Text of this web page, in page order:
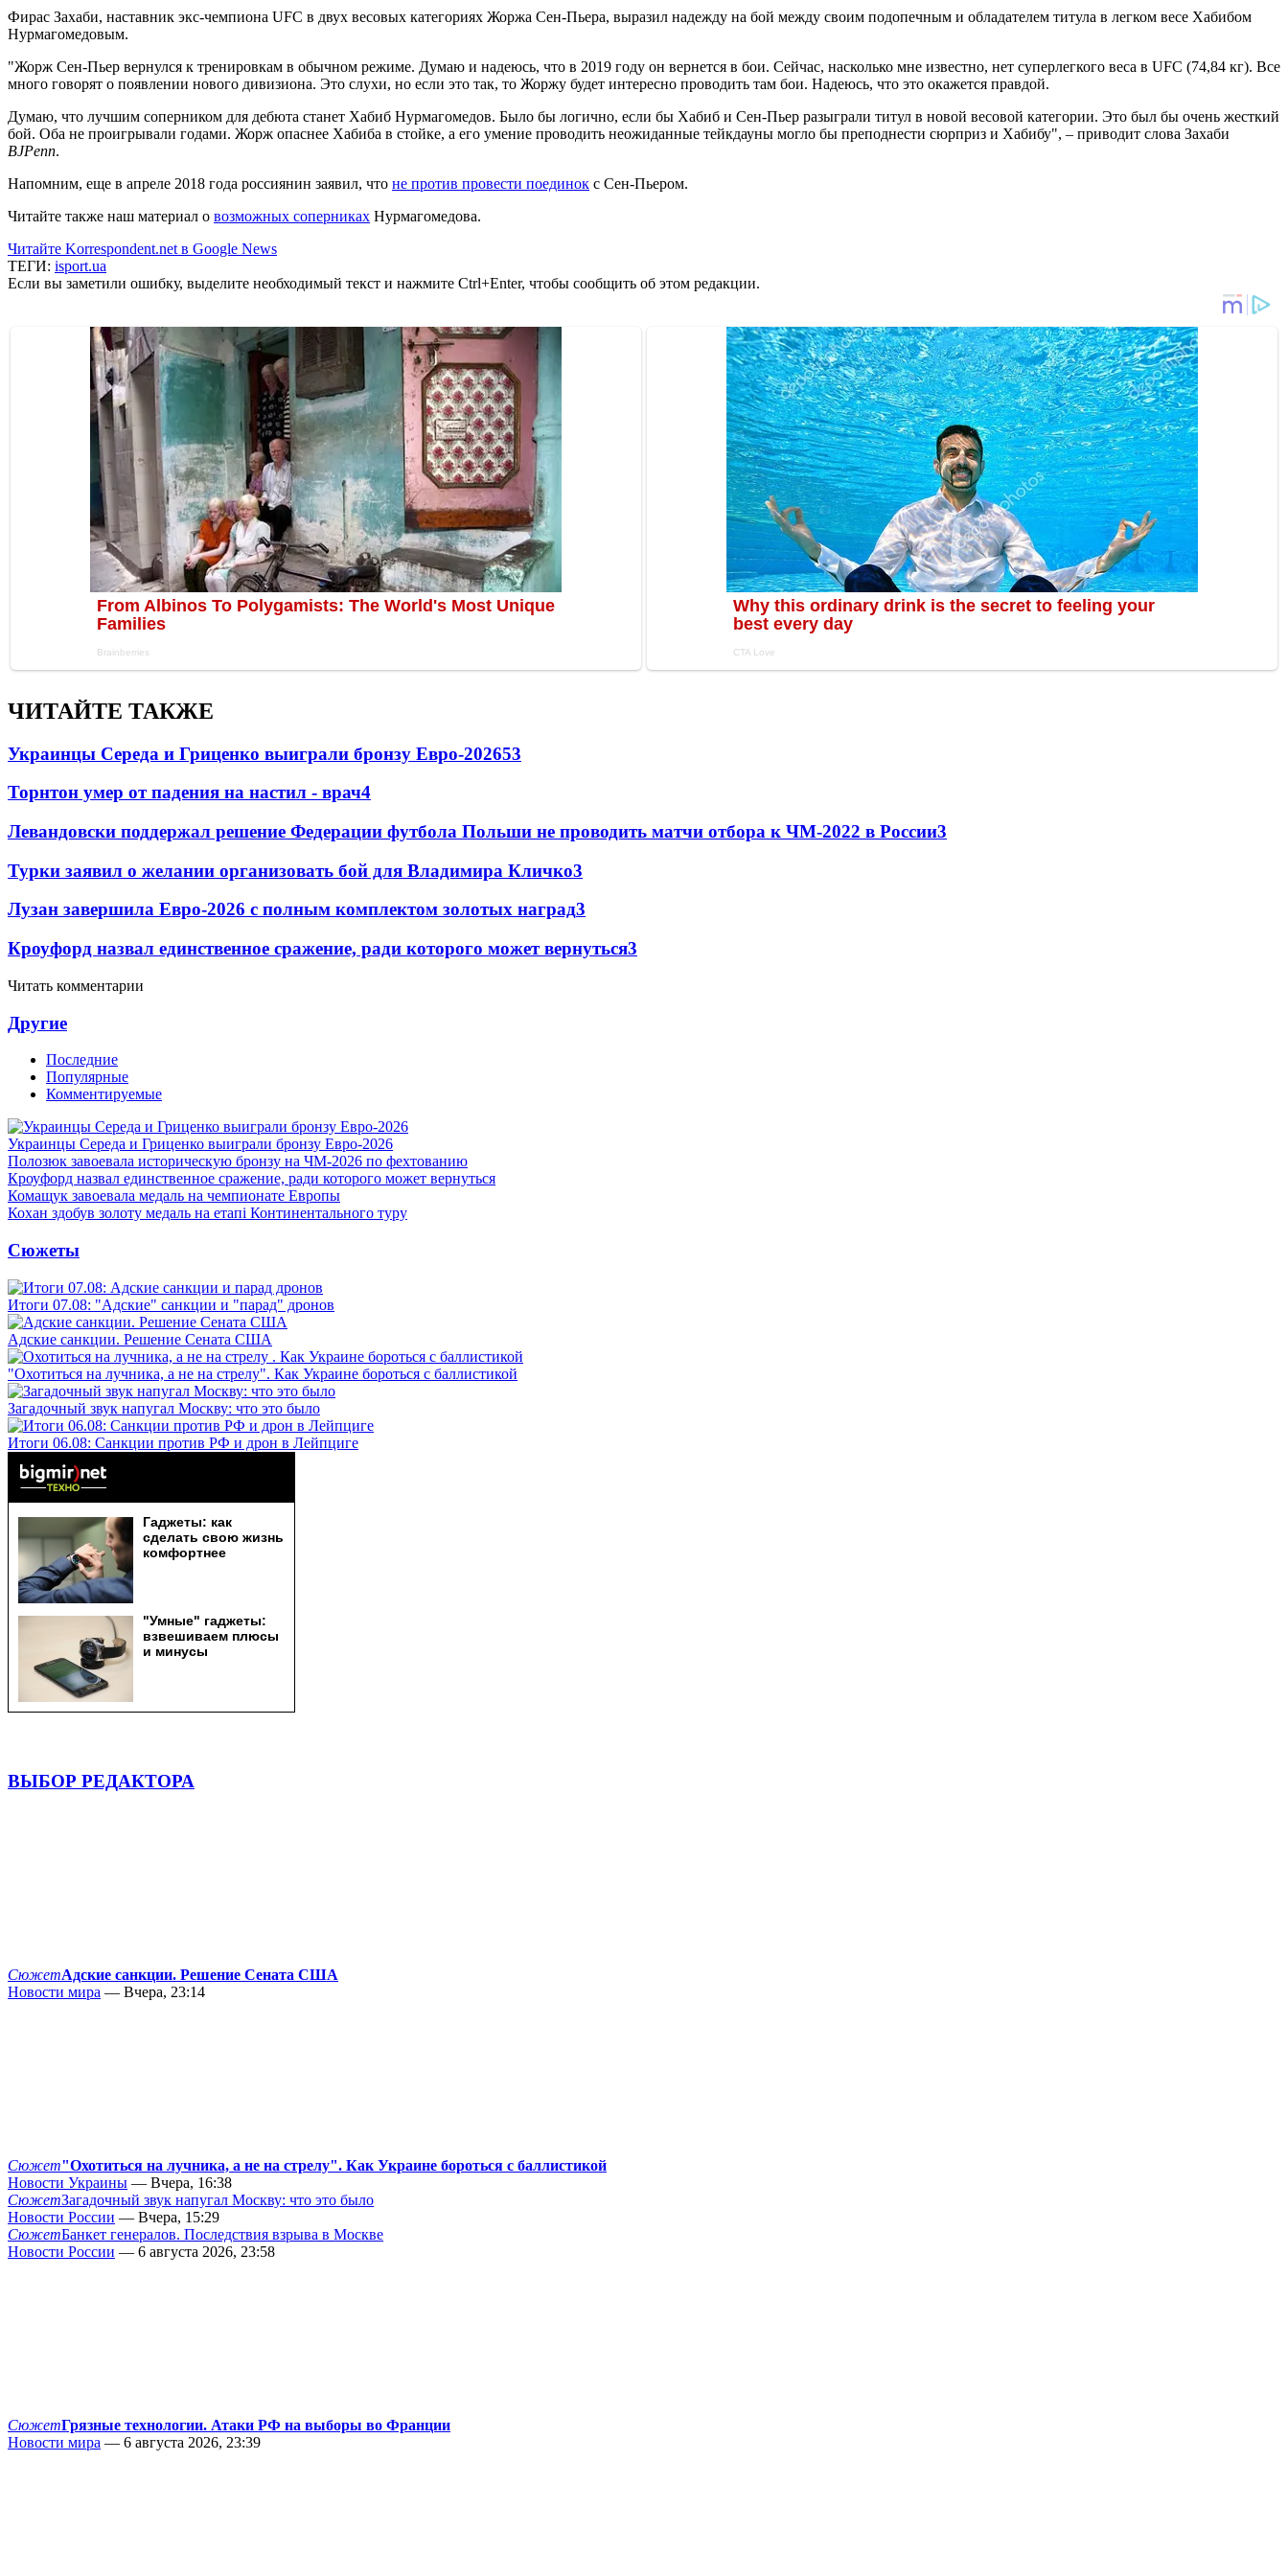
Фирас Захаби, наставник экс-чемпиона UFC в двух весовых категориях Жоржа Сен-Пьера, выразил надежду на бой между своим подопечным и обладателем титула в легком весе Хабибом
Нурмагомедовым.
"Жорж Сен-Пьер вернулся к тренировкам в обычном режиме. Думаю и надеюсь, что в 2019 году он вернется в бои. Сейчас, насколько мне известно, нет суперлегкого веса в UFC (74,84 кг). Все
много говорят о появлении нового дивизиона. Это слухи, но если это так, то Жоржу будет интересно проводить там бои. Надеюсь, что это окажется правдой.
Думаю, что лучшим соперником для дебюта станет Хабиб Нурмагомедов. Было бы логично, если бы Хабиб и Сен-Пьер разыграли титул в новой весовой категории. Это был бы очень жесткий
бой. Оба не проигрывали годами. Жорж опаснее Хабиба в стойке, а его умение проводить неожиданные тейкдауны могло бы преподнести сюрприз и Хабибу", – приводит слова Захаби
BJPenn.
Напомним, еще в апреле 2018 года россиянин заявил, что не против провести поединок с Сен-Пьером.
Читайте также наш материал о возможных соперниках Нурмагомедова.
Читайте Korrespondent.net в Google News
ТЕГИ: isport.ua
Если вы заметили ошибку, выделите необходимый текст и нажмите Ctrl+Enter, чтобы сообщить об этом редакции.
ЧИТАЙТЕ ТАКЖЕ
Украинцы Середа и Гриценко выиграли бронзу Евро-202653
Торнтон умер от падения на настил - врач4
Левандовски поддержал решение Федерации футбола Польши не проводить матчи отбора к ЧМ-2022 в России3
Турки заявил о желании организовать бой для Владимира Кличко3
Лузан завершила Евро-2026 с полным комплектом золотых наград3
Кроуфорд назвал единственное сражение, ради которого может вернуться3
Читать комментарии
Другие
Последние
Популярные
Комментируемые
Украинцы Середа и Гриценко выиграли бронзу Евро-2026
Полозюк завоевала историческую бронзу на ЧМ-2026 по фехтованию
Кроуфорд назвал единственное сражение, ради которого может вернуться
Комащук завоевала медаль на чемпионате Европы
Кохан здобув золоту медаль на етапі Континентального туру
Сюжеты
Итоги 07.08: "Адские" санкции и "парад" дронов
Адские санкции. Решение Сената США
"Охотиться на лучника, а не на стрелу". Как Украине бороться с баллистикой
Загадочный звук напугал Москву: что это было
Итоги 06.08: Санкции против РФ и дрон в Лейпциге
ВЫБОР РЕДАКТОРА
СюжетАдские санкции. Решение Сената США
Новости мира — Вчера, 23:14
Сюжет"Охотиться на лучника, а не на стрелу". Как Украине бороться с баллистикой
Новости Украины — Вчера, 16:38
СюжетЗагадочный звук напугал Москву: что это было
Новости России — Вчера, 15:29
СюжетБанкет генералов. Последствия взрыва в Москве
Новости России — 6 августа 2026, 23:58
СюжетГрязные технологии. Атаки РФ на выборы во Франции
Новости мира — 6 августа 2026, 23:39